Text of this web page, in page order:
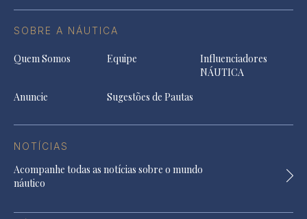
SOBRE A NÁUTICA
Quem Somos Equipe
Influenciadores
NÁUTICA
Anuncie
Sugestões de Pautas
NOTÍCIAS
Acompanhe todas as notícias sobre o mundo
náutico